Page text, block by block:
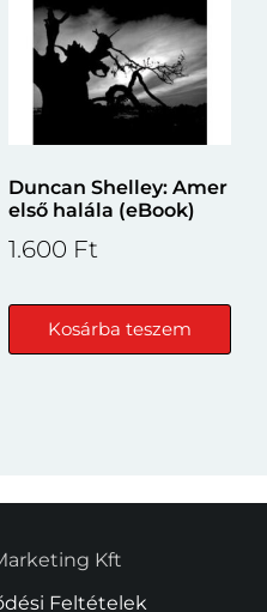
Duncan Shelley: Amer
első halála (eBook)
1.600 Ft
Kosárba teszem
Kft
Feltételek